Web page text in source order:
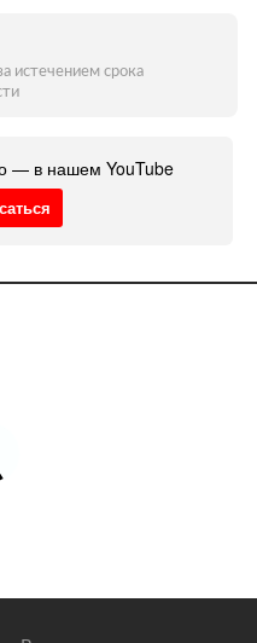
истечением срока
— в нашем YouTube